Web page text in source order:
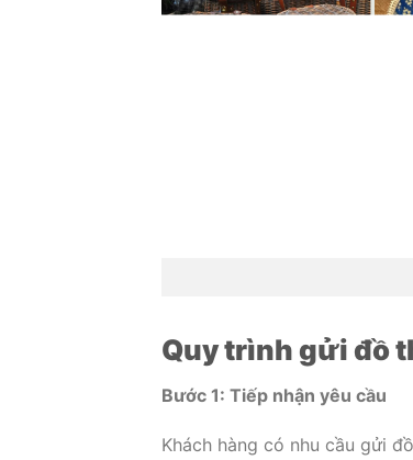
Quy trình gửi đồ
Bước 1: Tiếp nhận yêu cầu
Khách hàng có nhu cầu gửi